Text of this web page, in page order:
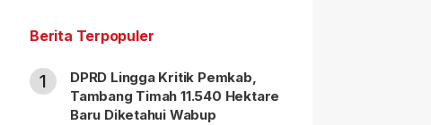
Berita Terpopuler
1
DPRD Lingga Kritik Pemkab,
Tambang Timah 11.540 Hektare
Baru Diketahui Wabup